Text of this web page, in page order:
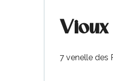
Vioux
7 venelle des